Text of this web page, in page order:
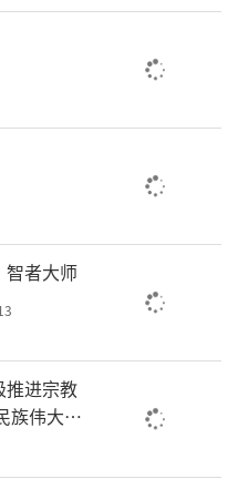
，我们对治的基本上
昏沉了。
这一关，可当你安住久
沉。
里讲的方法来对治。
，那些最微细的昏沉
候也一样要对治掉。
者大师
进宗教
族伟大复